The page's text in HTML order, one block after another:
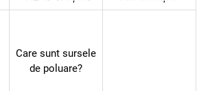
Care sunt sursele
de poluare?